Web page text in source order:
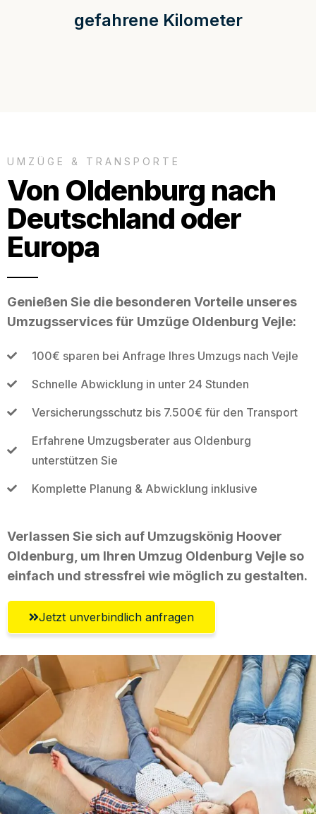
gefahrene Kilometer
UMZÜGE & TRANSPORTE
Von Oldenburg nach
Deutschland oder
Europa
Genießen Sie die besonderen Vorteile unseres
Umzugsservices für Umzüge Oldenburg Vejle:
100€ sparen bei Anfrage Ihres Umzugs nach Vejle
Schnelle Abwicklung in unter 24 Stunden
Versicherungsschutz bis 7.500€ für den Transport
Erfahrene Umzugsberater aus Oldenburg
unterstützen Sie
Komplette Planung & Abwicklung inklusive
Verlassen Sie sich auf Umzugskönig Hoover
Oldenburg, um Ihren Umzug Oldenburg Vejle so
einfach und stressfrei wie möglich zu gestalten.
Jetzt unverbindlich anfragen